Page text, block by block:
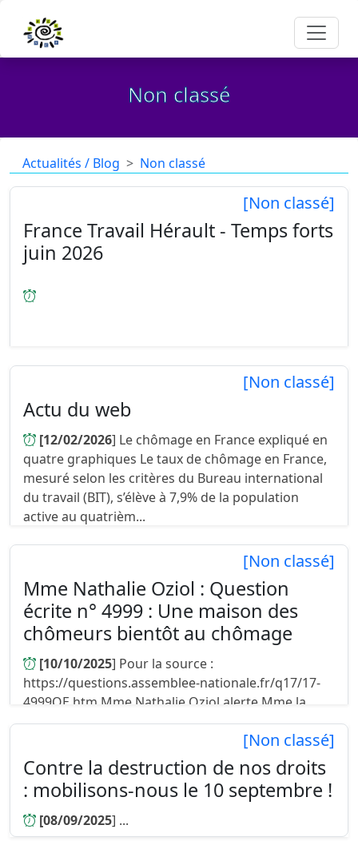
Non classé
Actualités / Blog Non classé
[Non classé]
France Travail Hérault - Temps forts
juin 2026
[Non classé]
Actu du web
[12/02/2026] Le chômage en France expliqué en
quatre graphiques Le taux de chômage en France,
mesuré selon les critères du Bureau international
du travail (BIT), s’élève à 7,9% de la population
active au quatrièm...
[Non classé]
Mme Nathalie Oziol : Question
écrite n° 4999 : Une maison des
chômeurs bientôt au chômage
[10/10/2025] Pour la source :
https://questions.assemblee-nationale.fr/q17/17-
4999QE.htm Mme Nathalie Oziol alerte Mme la
ministre auprès de la ministre du travail, de la
santé, de la solidarité et des familles, ...[Non classé]
Contre la destruction de nos droits
: mobilisons-nous le 10 septembre !
[08/09/2025] ...